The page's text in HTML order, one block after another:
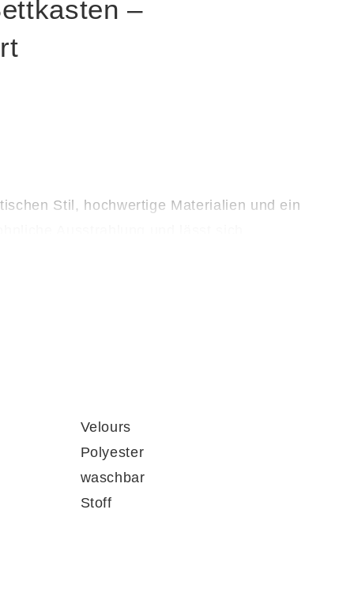
–
Stil, hochwertige Materialien und ein
und lädt zum entspannten
modernes, aufgeräumtes Gesamtbild.
Velours
Polyester
waschbar
Stoff